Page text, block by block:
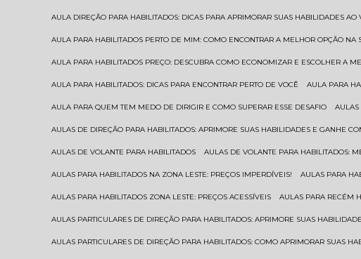
AULA DIREÇÃO PARA HABILITADOS: DICAS PARA APRIMORAR SUAS HABILIDADES AO
AULA PARA HABILITADOS PERTO DE MIM: COMO ENCONTRAR A MELHOR OPÇÃO NA
AULA PARA HABILITADOS PREÇO: DESCUBRA COMO ECONOMIZAR E ESCOLHER A
AULA PARA HABILITADOS: DICAS PARA ENCONTRAR PERTO DE VOCÊ AULA PARA
AULA PARA QUEM TEM MEDO DE DIRIGIR E COMO SUPERAR ESSE DESAFIO
AULAS DE DIREÇÃO PARA HABILITADOS: APRIMORE SUAS HABILIDADES E GANHE
AULAS DE VOLANTE PARA HABILITADOS AULAS DE VOLANTE PARA HABILITADOS:
AULAS PARA HABILITADOS NA ZONA LESTE: PREÇOS IMPERDÍVEIS! AULAS PARA
AULAS PARA HABILITADOS ZONA LESTE: PREÇOS ACESSÍVEIS AULAS PARA RECÉM
AULAS PARTICULARES DE DIREÇÃO PARA HABILITADOS: APRIMORE SUAS
AULAS PARTICULARES DE DIREÇÃO PARA HABILITADOS: COMO APRIMORAR SUAS